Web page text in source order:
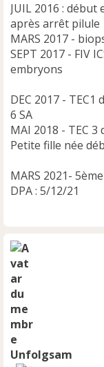
JUIL 2016 : début
après arrêt pilule
MARS 2017 -
SEPT 2017 - FIV
embryons
DEC 2017 - TEC1
6 SA
MAI 2018 - TEC
Petite fille née
MARS 2021-
DPA : 5/12/21
Unfolgsam